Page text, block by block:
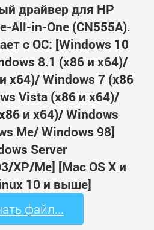
драйвер для HP
All-in-One (CN555A).
с ОС: [Windows 10
8.1 (x86 и x64)/
x64)/ Windows 7 (x86
Vista (x86 и x64)/
и x64)/ Windows
Me/ Windows 98]
Server
XP/Me] [Mac OS X и
10 и выше]
файл...